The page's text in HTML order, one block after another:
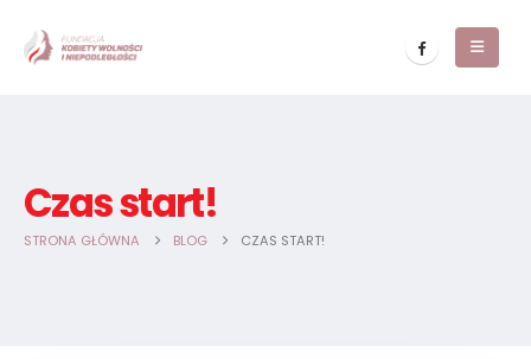
Czas start!
STRONA GŁÓWNA BLOG CZAS START!